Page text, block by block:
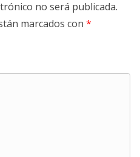
no será publicada.
marcados con *